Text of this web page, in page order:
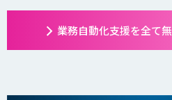
業務自動化支援を全て